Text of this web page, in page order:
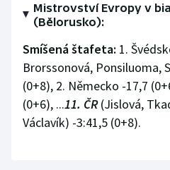
Mistrovství Evropy v
(Bělorusko):
Smíšená štafeta: 1.
Brorssonová, Ponsiluoma,
(0+8), 2. Německo -17,7
(0+6), ...11. ČR(Jislová,
Václavík) -3:41,5 (0+8).